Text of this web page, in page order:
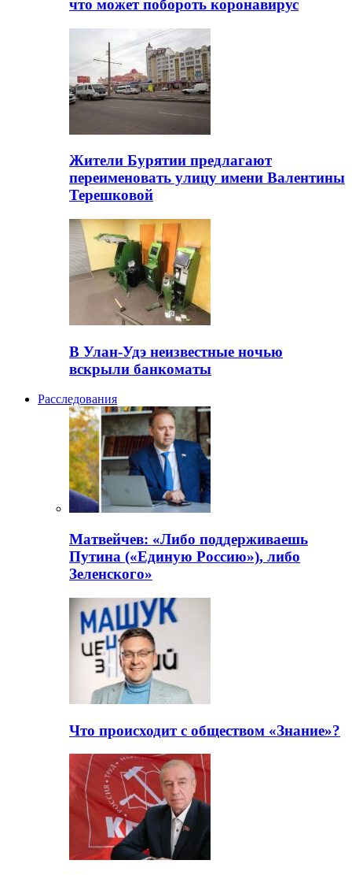
что может побороть коронавирус
Жители Бурятии предлагают
переименовать улицу имени Валентины
Терешковой
В Улан-Удэ неизвестные ночью
вскрыли банкоматы
Расследования
Матвейчев: «Либо поддерживаешь
Путина («Единую Россию»), либо
Зеленского»
Что происходит с обществом «Знание»?